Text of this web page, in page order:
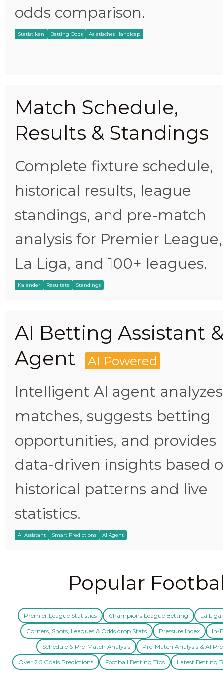
odds comparison.
Statistiken Betting Odds Asiatisches Handicap
Match Schedule,
Results & Standings
Complete fixture schedule,
historical results, league
standings, and pre-match
analysis for Premier League,
La Liga, and 100+ leagues.
Kalender Resultate Standings
AI Betting Assistant
Agent
AI Powered
Intelligent AI agent analyzes
matches, suggests betting
opportunities, and provides
data-driven insights based
historical patterns and live
statistics.
AI Assistant Smart Predictions AI Agent
Popular
Premier League Statistics Champions League Betting La Liga
Corners, Shots, Leagues & Odds drop Stats Pressure Index In-
Schedule & Pre-Match Analysis Pre-Match Analysis & AI
Over 2.5 Goals Predictions Football Betting Tips Latest Betting